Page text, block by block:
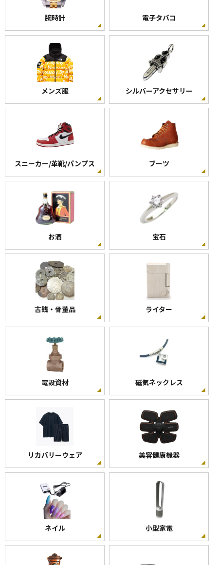
腕時計 電子タバコ
メンズ服 シルバーアクセサリー
スニーカー/革靴/パンプス ブーツ
お酒 宝石
古銭・骨董品 ライター
電設資材 磁気ネックレス
リカバリーウェア 美容健康機器
ネイル 小型家電